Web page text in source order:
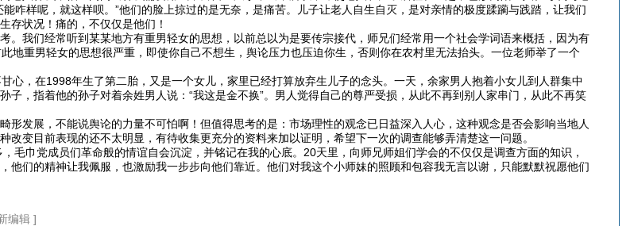
咋样呢，就这样呗。”他们的脸上掠过的是无奈，是痛苦。儿子让老人自生自灭，是对亲情的极度蹂躏与践踏，让我们
存状况！痛的，不仅仅是他们！
。我们经常听到某某地方有重男轻女的思想，以前总以为是要传宗接代，师兄们经常用一个社会学词语来概括，因为有
地重男轻女的思想很严重，即使你自己不想生，舆论压力也压迫你生，否则你在农村里无法抬头。一位老师举了一个
心，在1998年生了第二胎，又是一个女儿，家里已经打算放弃生儿子的念头。一天，余家男人抱着小女儿到人群集中
子，指着他的孙子对着余姓男人说：“我这是金不换”。男人觉得自己的尊严受损，从此不再到别人家串门，从此不再笑
形发展，不能说舆论的力量不可怕啊！但值得思考的是：市场理性的观念已日益深入人心，这种观念是否会影响当地人
改变目前表现的还不太明显，有待收集更充分的资料来加以证明，希望下一次的调查能够弄清楚这一问题。
毛巾党成员们革命般的情谊自会沉淀，并铭记在我的心底。20天里，向师兄师姐们学会的不仅仅是调查方面的知识，
他们的精神让我佩服，也激励我一步步向他们靠近。他们对我这个小师妹的照顾和包容我无言以谢，只能默默祝愿他们
编辑 ]